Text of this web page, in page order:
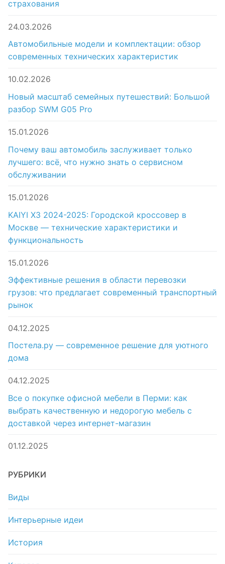
страхования
24.03.2026
Автомобильные модели и комплектации: обзор
современных технических характеристик
10.02.2026
Новый масштаб семейных путешествий: Большой
разбор SWM G05 Pro
15.01.2026
Почему ваш автомобиль заслуживает только
лучшего: всё, что нужно знать о сервисном
обслуживании
15.01.2026
KAIYI X3 2024-2025: Городской кроссовер в
Москве — технические характеристики и
функциональность
15.01.2026
Эффективные решения в области перевозки
грузов: что предлагает современный транспортный
рынок
04.12.2025
Постела.ру — современное решение для уютного
дома
04.12.2025
Все о покупке офисной мебели в Перми: как
выбрать качественную и недорогую мебель с
доставкой через интернет-магазин
01.12.2025
РУБРИКИ
Виды
Интерьерные идеи
История